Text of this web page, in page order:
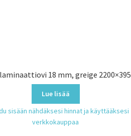
18 mm, greige 2200×395
Lue lisää
sisään nähdäksesi hinnat ja käyttääksesi
verkkokauppaa